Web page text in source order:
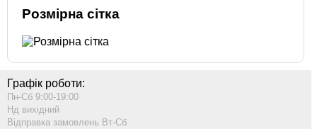
Розмірна сітка
Графік роботи:
Пн-Сб 9:00-19:00
Нд вихідний
Відправка замовлень Вт-Сб